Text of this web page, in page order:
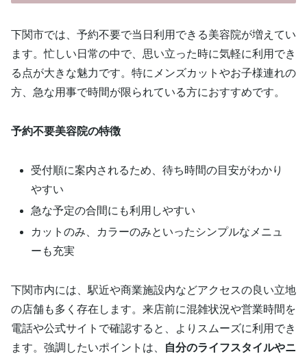
下関市では、予約不要で当日利用できる美容院が増えてい
ます。忙しい日常の中で、思い立った時に気軽に利用でき
る点が大きな魅力です。特にメンズカットやお子様連れの
方、急な用事で時間が限られている方におすすめです。
予約不要美容院の特徴
受付順に案内されるため、待ち時間の目安がわかり
やすい
急な予定の合間にも利用しやすい
カットのみ、カラーのみといったシンプルなメニュ
ーも充実
下関市内には、駅近や商業施設内などアクセスの良い立地
の店舗も多く存在します。来店前に混雑状況や営業時間を
電話や公式サイトで確認すると、よりスムーズに利用でき
ます。強調したいポイントは、
自分のライフスタイルやニ